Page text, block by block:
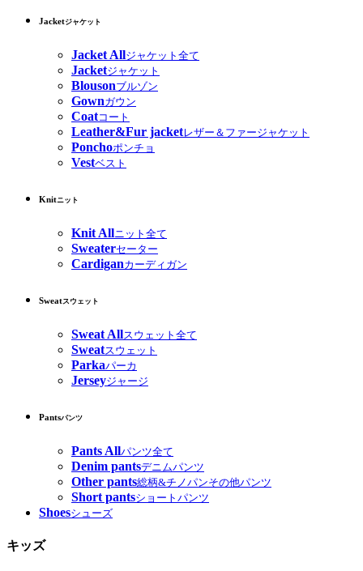
Jacketジャケット
Jacket Allジャケット全て
Jacketジャケット
Blousonブルゾン
Gownガウン
Coatコート
Leather&Fur jacketレザー＆ファージャケット
Ponchoポンチョ
Vestベスト
Knitニット
Knit Allニット全て
Sweaterセーター
Cardiganカーディガン
Sweatスウェット
Sweat Allスウェット全て
Sweatスウェット
Parkaパーカ
Jerseyジャージ
Pantsパンツ
Pants Allパンツ全て
Denim pantsデニムパンツ
Other pants総柄&チノパンその他パンツ
Short pantsショートパンツ
Shoesシューズ
キッズ